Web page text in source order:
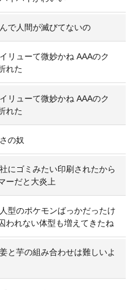
で人間が滅びてないの
リューて微妙かね AAAのク
れた
リューて微妙かね AAAのク
れた
の奴
にゴミみたい印刷されたから
ーだと大炎上
型のポケモンばっかだったけ
われない体型も増えてきたね
と芋の組み合わせは難しいよ